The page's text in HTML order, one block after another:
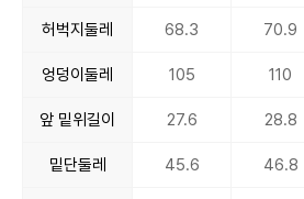
허벅지둘레 68.3 70.9
엉덩이둘레 105 110
앞 밑위길이 27.6 28.8
밑단둘레 45.6 46.8